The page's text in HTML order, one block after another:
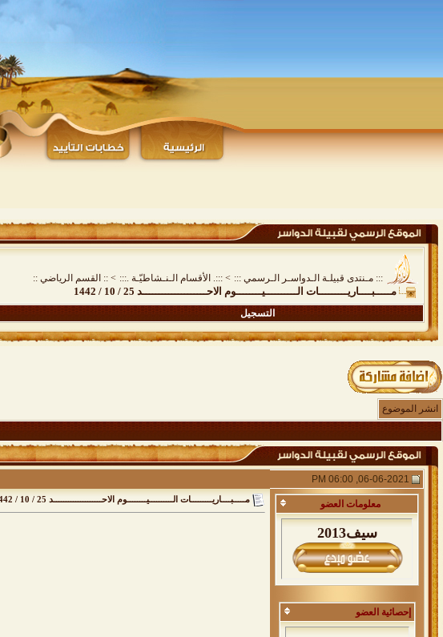
::: مـنتدى قبيلـة الـدواسـر الـرسمي ::: > :::. الأقسام الـنـشاطيّـة .::: > :: القسم الرياضي ::
مـــــبــــاريـــــــــات الــــــــــيــــــــوم الاحــــــــــــــــــــد 25 / 10 / 1442
التسجيل
انشر الموضوع
معلومات العضو
سيف2013
إحصائية العضو
مـــــبــــاريـــــــــات الــــــــــيــــــــوم الاحــــــــــــــــــــد 25 / 10 / 1442